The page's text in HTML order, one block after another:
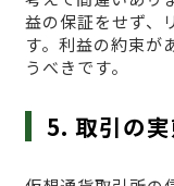
益の保証をせず、
す。利益の約束が
うべきです。
5. 取引の